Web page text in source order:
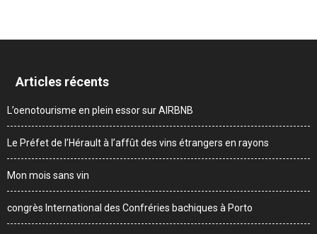
Articles récents
L’oenotourisme en plein essor sur AIRBNB
Le Préfet de l’Hérault à l’affût des vins étrangers en rayons
Mon mois sans vin
congrès International des Confréries bachiques à Porto